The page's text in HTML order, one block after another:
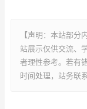
【声明：本站部
站展示仅供交流、
者理性参考。若有
时间处理，站务联